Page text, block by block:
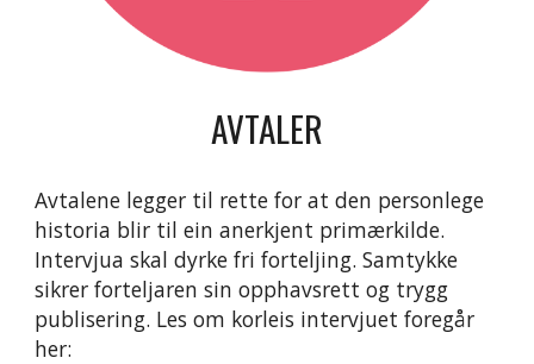
AVTALER
Avtalene legger til rette for at den personlege
historia blir til ein anerkjent primærkilde.
Intervjua skal dyrke fri forteljing. Samtykke
sikrer forteljaren sin opphavsrett og trygg
publisering. Les om korleis intervjuet foregår
her: